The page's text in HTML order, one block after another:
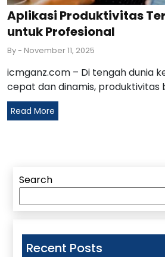
Aplikasi Produktivitas
untuk Profesional
By- November 11, 2025
icmganz.com – Di tengah dunia
cepat dan dinamis, produktivitas
Read More
Search
Recent Posts